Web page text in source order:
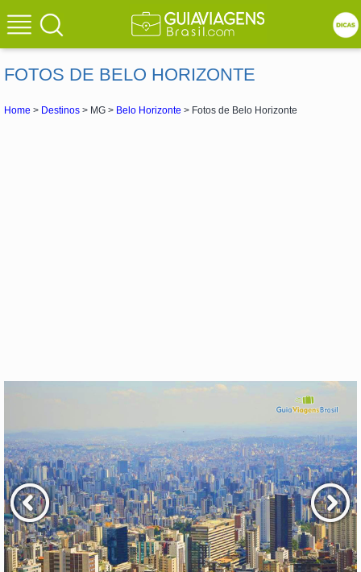
FOTOS DE BELO HORIZONTE
Home > Destinos > MG > Belo Horizonte > Fotos de Belo Horizonte